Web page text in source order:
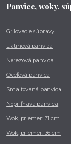
Panvice, woky,
Grilovacie súpravy
Liatinová panvica
Nerezová panvica
Oceľová panvica
Smaltovaná panvica
Nepriľnavá panvica
Wok, priemer: 31 cm
Wok, priemer: 36 cm